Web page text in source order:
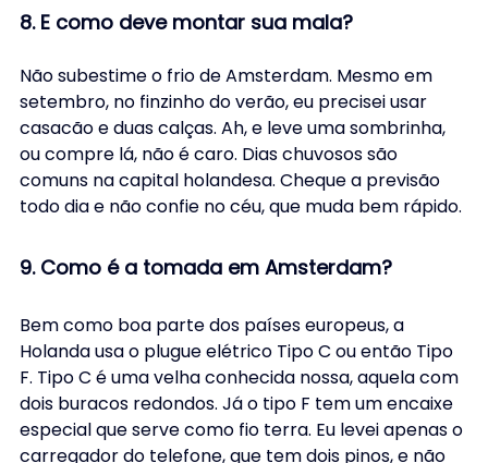
8. E como deve montar sua mala?
Não subestime o frio de Amsterdam. Mesmo em
setembro, no finzinho do verão, eu precisei usar
casacão e duas calças. Ah, e leve uma sombrinha,
ou compre lá, não é caro. Dias chuvosos são
comuns na capital holandesa. Cheque a previsão
todo dia e não confie no céu, que muda bem rápido.
9. Como é a tomada em Amsterdam?
Bem como boa parte dos países europeus, a
Holanda usa o plugue elétrico Tipo C ou então Tipo
F. Tipo C é uma velha conhecida nossa, aquela com
dois buracos redondos. Já o tipo F tem um encaixe
especial que serve como fio terra. Eu levei apenas o
carregador do telefone, que tem dois pinos, e não